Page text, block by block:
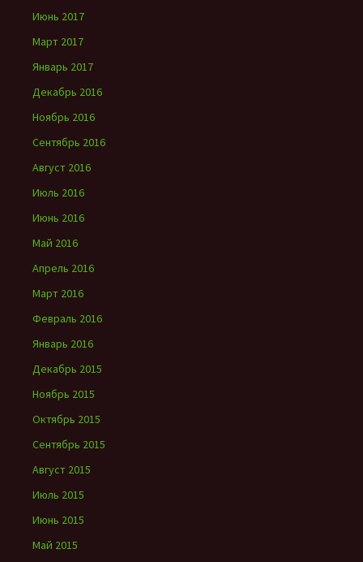
Июнь 2017
Март 2017
Январь 2017
Декабрь 2016
Ноябрь 2016
Сентябрь 2016
Август 2016
Июль 2016
Июнь 2016
Май 2016
Апрель 2016
Март 2016
Февраль 2016
Январь 2016
Декабрь 2015
Ноябрь 2015
Октябрь 2015
Сентябрь 2015
Август 2015
Июль 2015
Июнь 2015
Май 2015